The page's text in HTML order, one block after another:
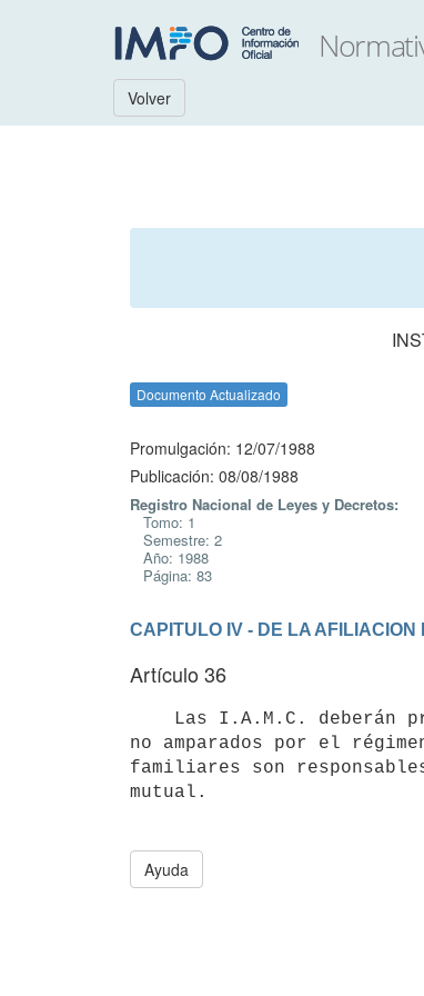
Volver
Documento Actualizado
Promulgación: 12/07/1988
Publicación: 08/08/1988
Registro Nacional de Leyes y Decretos:
Tomo: 1
Semestre: 2
Año: 1988
Página: 83
CAPITULO IV - DE LA
Artículo 36
no amparados por el
familiares son
Ayuda